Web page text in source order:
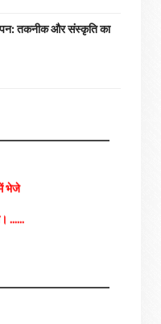
तकनीक और संस्कृति का
......